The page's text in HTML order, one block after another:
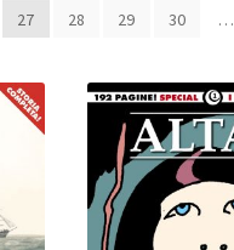
27 28 29 30 …